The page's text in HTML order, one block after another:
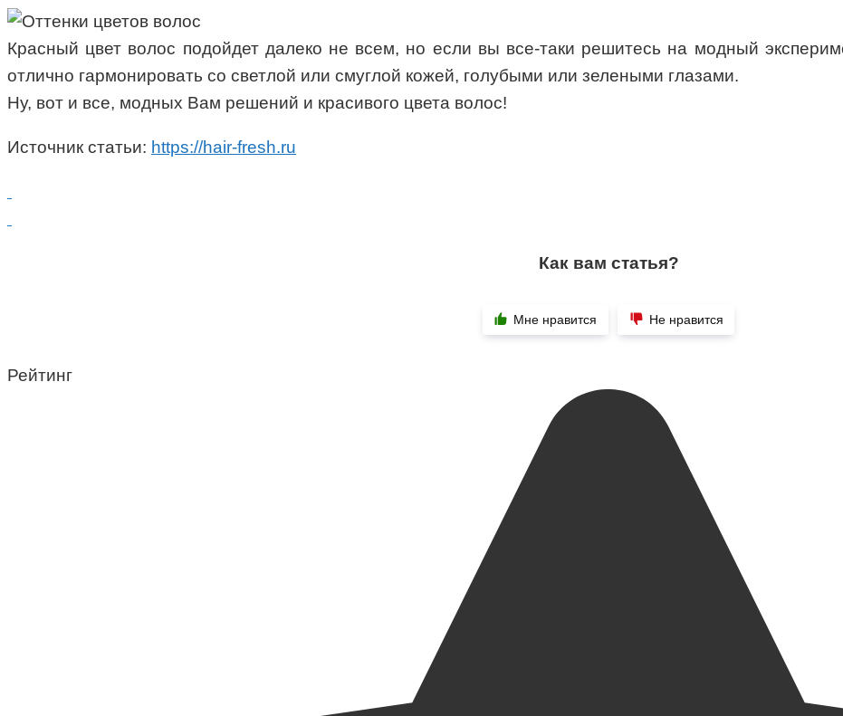
Красный цвет волос подойдет далеко не всем, но если вы все-таки решитесь на модный
отлично гармонировать со светлой или смуглой кожей, голубыми или зелеными глазами.
Ну, вот и все, модных Вам решений и красивого цвета волос!
Источник статьи: https://hair-fresh.ru
Как вам статья?
Мне нравится Не нравится
Рейтинг